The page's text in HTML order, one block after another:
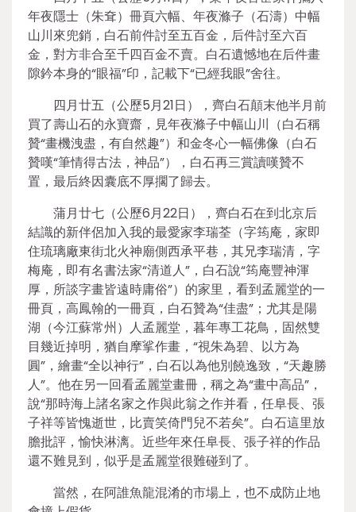
年夜隱士（朱耷）冊頁六幅、年夜滌子（石濤）中幅
山川來兜銷，白石前件討至五百金，后件討至六百
金，對方非合至千四百金不賣。白石遺憾地在后件畫
隙鈐本身的“眼福”印，記載下“已經我眼”舍往。
四月廿五（公歷5月21日），齊白石顛末他半月前
買了壽山石的永寶齋，見年夜滌子中幅山川（白石稱
贊“畫機洩盡，有自然趣”）和金冬心一幅佛像（白石
贊嘆“筆情得古法，神品”），白石再三賞讀嘆贊不
置，最后終因囊底不厚擱了歸去。
蒲月廿七（公歷6月22日），齊白石在到北京后
結識的新伴侶加入我的最愛家李瑞荃（字筠庵，家即
住琉璃廠東街北火神廟側西承平巷，其兄李瑞清，字
梅庵，即有名書法家“清道人”，白石說“筠庵豐神渾
厚，所談字畫皆遠時庸俗”）的家里，看到孟麗堂的一
冊頁，高鳳翰的一冊頁，白石贊為“佳盡”；尤其是陽
湖（今江蘇常州）人孟麗堂，暮年專工花鳥，固然雙
目幾近掉明，猶自摩挲作畫，“視朱為碧、以方為
圓”，繪畫“全以神行”，白石以為他別饒逸致，“天趣勝
人”。他在另一回看孟麗堂畫冊，稱之為“畫中高品”，
說“那時海上諸名家之作與此翁之作并看，任阜長、張
子祥等皆愧逝世，比賣笑倚門兒不若矣”。白石這里放
膽批評，愉快淋漓。近些年來任阜長、張子祥的作品
還不難見到，似乎是孟麗堂很難碰到了。
當然，在阿誰魚龍混淆的市場上，也不成防止地